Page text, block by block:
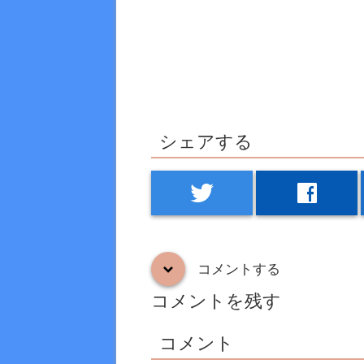
シェアする
twitter facebook
down コメントする
コメントを残す
コメント